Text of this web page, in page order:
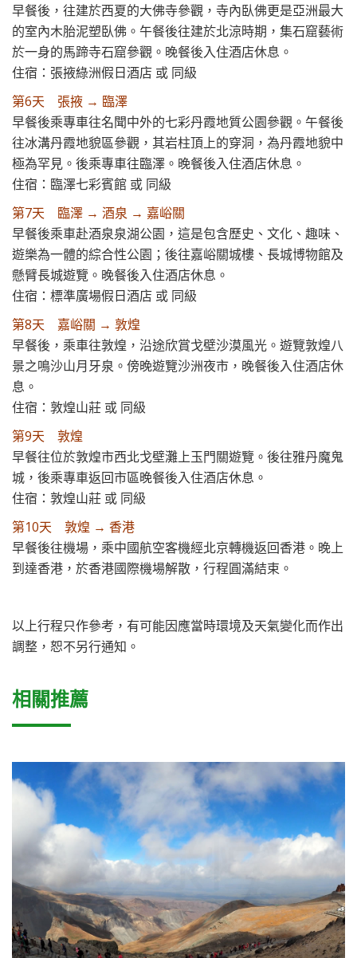
早餐後，往建於西夏的大佛寺參觀，寺內臥佛更是亞洲最大
的室內木胎泥塑臥佛。午餐後往建於北涼時期，集石窟藝術
於一身的馬蹄寺石窟參觀。晚餐後入住酒店休息。
住宿：張掖綠洲假日酒店 或 同級
第6天 張掖 → 臨澤
早餐後乘專車往名聞中外的七彩丹霞地質公園參觀。午餐後
往冰溝丹霞地貌區參觀，其岩柱頂上的穿洞，為丹霞地貌中
極為罕見。後乘專車往臨澤。晚餐後入住酒店休息。
住宿：臨澤七彩賓館 或 同級
第7天 臨澤 → 酒泉 → 嘉峪關
早餐後乘車赴酒泉泉湖公園，這是包含歷史、文化、趣味、
遊樂為一體的綜合性公園；後往嘉峪關城樓、長城博物館及
懸臂長城遊覽。晚餐後入住酒店休息。
住宿：標準廣場假日酒店 或 同級
第8天 嘉峪關 → 敦煌
早餐後，乘車往敦煌，沿途欣賞戈壁沙漠風光。遊覽敦煌八
景之鳴沙山月牙泉。傍晚遊覽沙洲夜市，晚餐後入住酒店休
息。
住宿：敦煌山莊 或 同級
第9天 敦煌
早餐往位於敦煌市西北戈壁灘上玉門關遊覽。後往雅丹魔鬼
城，後乘專車返回市區晚餐後入住酒店休息。
住宿：敦煌山莊 或 同級
第10天 敦煌 → 香港
早餐後往機場，乘中國航空客機經北京轉機返回香港。晚上
到達香港，於香港國際機場解散，行程圓滿結束。
以上行程只作參考，有可能因應當時環境及天氣變化而作出
調整，恕不另行通知。
相關推薦